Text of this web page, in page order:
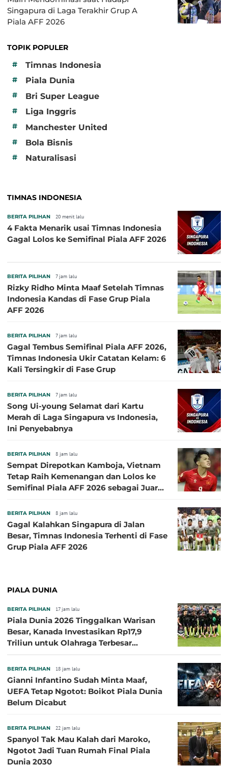
Singapura di Laga Terakhir Grup A
Piala AFF 2026
TOPIK POPULER
#
Timnas Indonesia
# Piala Dunia
# Bri Super League
# Liga Inggris
# Manchester United
# Bola Bisnis
# Naturalisasi
TIMNAS INDONESIA
BERITA PILIHAN 20 menit lalu
4 Fakta Menarik usai Timnas Indonesia
Gagal Lolos ke Semifinal Piala AFF 2026
BERITA PILIHAN 7 jam lalu
Rizky Ridho Minta Maaf Setelah Timnas
Indonesia Kandas di Fase Grup Piala
AFF 2026
BERITA PILIHAN 7 jam lalu
Gagal Tembus Semifinal Piala AFF 2026,
Timnas Indonesia Ukir Catatan Kelam: 6
Kali Tersingkir di Fase Grup
BERITA PILIHAN 7 jam lalu
Song Ui-young Selamat dari Kartu
Merah di Laga Singapura vs Indonesia,
Ini Penyebabnya
BERITA PILIHAN 8 jam lalu
Sempat Direpotkan Kamboja, Vietnam
Tetap Raih Kemenangan dan Lolos ke
Semifinal Piala AFF 2026 sebagai Juara
BERITA PILIHAN 8 jam lalu
Gagal Kalahkan Singapura di Jalan
Besar, Timnas Indonesia Terhenti di Fase
Grup Piala AFF 2026
PIALA DUNIA
BERITA PILIHAN 17 jam lalu
Piala Dunia 2026 Tinggalkan Warisan
Besar, Kanada Investasikan Rp17,9
Triliun untuk Olahraga Terbesar
BERITA PILIHAN 18 jam lalu
Gianni Infantino Sudah Minta Maaf,
UEFA Tetap Ngotot: Boikot Piala Dunia
Belum Dicabut
BERITA PILIHAN 22 jam lalu
Spanyol Tak Mau Kalah dari Maroko,
Ngotot Jadi Tuan Rumah Final Piala
Dunia 2030